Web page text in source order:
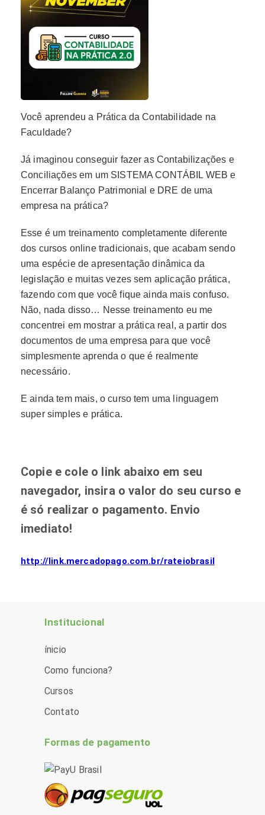
Você aprendeu a Prática da Contabilidade na
Faculdade?
Já imaginou conseguir fazer as Contabilizações e
Conciliações em um SISTEMA CONTÁBIL WEB e
Encerrar Balanço Patrimonial e DRE de uma
empresa na prática?
Esse é um treinamento completamente diferente
dos cursos online tradicionais, que acabam sendo
uma espécie de apresentação dinâmica da
legislação e muitas vezes sem aplicação prática,
fazendo com que você fique ainda mais confuso.
Não, nada disso… Nesse treinamento eu me
concentrei em mostrar a prática real, a partir dos
documentos de uma empresa para que você
simplesmente aprenda o que é realmente
necessário.
E ainda tem mais, o curso tem uma linguagem
super simples e prática.
Copie e cole o link abaixo em seu
navegador, insira o valor do seu curso e
é só realizar o pagamento. Envio
imediato!
http://link.mercadopago.com.br/rateiobrasil
Institucional
ínicio
Como funciona?
Cursos
Contato
Formas de pagamento